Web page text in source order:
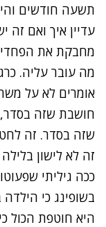
תשעה חודשים
עדיין איך ואם זה
מחבקת את
מה עובר עליה.
אומרים לא על
חושבת שזה
שזה בסדר. זה
זה לא לישון
ככה גיליתי
בשופינג כי
היא חוטפת הכול